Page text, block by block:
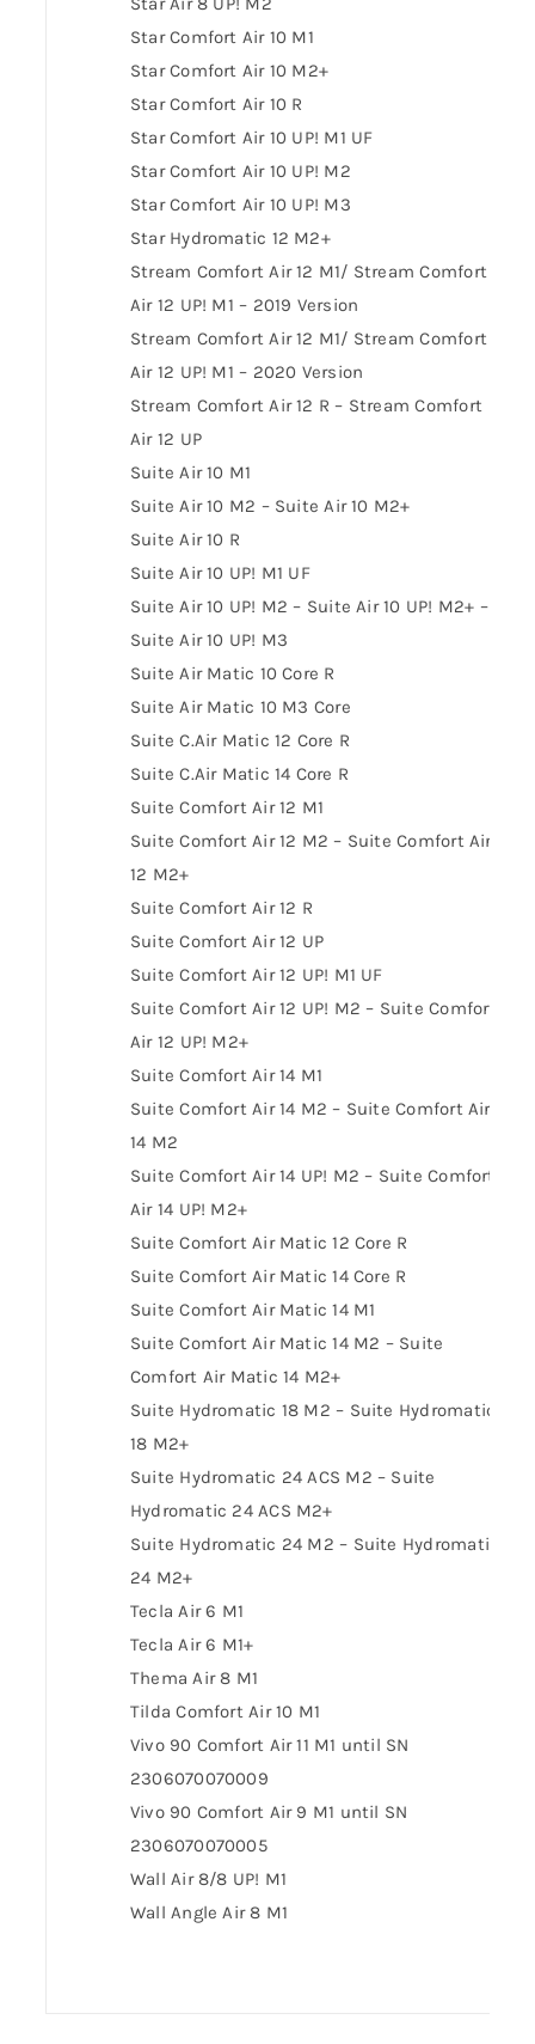
Star Comfort Air 10 M1
Star Comfort Air 10 M2+
Star Comfort Air 10 R
Star Comfort Air 10 UP! M1 UF
Star Comfort Air 10 UP! M2
Star Comfort Air 10 UP! M3
Star Hydromatic 12 M2+
Stream Comfort Air 12 M1/ Stream Comfort
Air 12 UP! M1 – 2019 Version
Stream Comfort Air 12 M1/ Stream Comfort
Air 12 UP! M1 – 2020 Version
Stream Comfort Air 12 R – Stream Comfort
Air 12 UP
Suite Air 10 M1
Suite Air 10 M2 – Suite Air 10 M2+
Suite Air 10 R
Suite Air 10 UP! M1 UF
Suite Air 10 UP! M2 – Suite Air 10 UP! M2+ –
Suite Air 10 UP! M3
Suite Air Matic 10 Core R
Suite Air Matic 10 M3 Core
Suite C.Air Matic 12 Core R
Suite C.Air Matic 14 Core R
Suite Comfort Air 12 M1
Suite Comfort Air 12 M2 – Suite Comfort Air
12 M2+
Suite Comfort Air 12 R
Suite Comfort Air 12 UP
Suite Comfort Air 12 UP! M1 UF
Suite Comfort Air 12 UP! M2 – Suite Comfort
Air 12 UP! M2+
Suite Comfort Air 14 M1
Suite Comfort Air 14 M2 – Suite Comfort Air
14 M2
Suite Comfort Air 14 UP! M2 – Suite Comfort
Air 14 UP! M2+
Suite Comfort Air Matic 12 Core R
Suite Comfort Air Matic 14 Core R
Suite Comfort Air Matic 14 M1
Suite Comfort Air Matic 14 M2 – Suite
Comfort Air Matic 14 M2+
Suite Hydromatic 18 M2 – Suite Hydromatic
18 M2+
Suite Hydromatic 24 ACS M2 – Suite
Hydromatic 24 ACS M2+
Suite Hydromatic 24 M2 – Suite Hydromatic
24 M2+
Tecla Air 6 M1
Tecla Air 6 M1+
Thema Air 8 M1
Tilda Comfort Air 10 M1
Vivo 90 Comfort Air 11 M1 until SN
2306070070009
Vivo 90 Comfort Air 9 M1 until SN
2306070070005
Wall Air 8/8 UP! M1
Wall Angle Air 8 M1